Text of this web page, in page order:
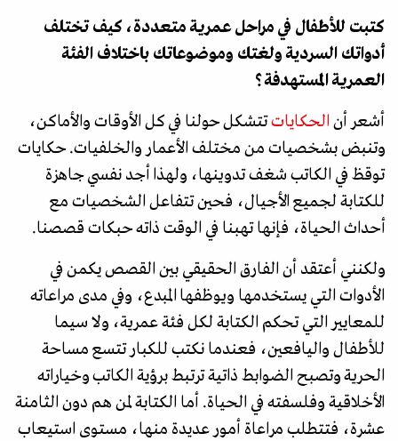
كتبت للأطفال في مراحل عمرية متعددة، كيف تختلف
أدواتك السردية ولغتك وموضوعاتك باختلاف الفئة
العمرية المستهدفة؟
أشعر أن الحكاياتتتشكل حولنا في كل الأوقات والأماكن،
وتنبض بشخصيات من مختلف الأعمار والخلفيات. حكايات
توقظ في الكاتب شغف تدوينها، ولهذا أجد نفسي جاهزة
للكتابة لجميع الأجيال، فحين تتفاعل الشخصيات مع
أحداث الحياة، فإنها تهبنا في الوقت ذاته حبكات قصصنا.
ولكنني أعتقد أن الفارق الحقيقي بين القصص يكمن في
الأدوات التي يستخدمها ويوظفها المبدع، وفي مدى مراعاته
للمعايير التي تحكم الكتابة لكل فئة عمرية، ولا سيما
للأطفال واليافعين، فعندما نكتب للكبار تتسع مساحة
الحرية وتصبح الضوابط ذاتية ترتبط برؤية الكاتب وخياراته
الأخلاقية وفلسفته في الحياة. أما الكتابة لمن هم دون الثامنة
عشرة، فتتطلب مراعاة أمور عديدة منها، مستوى استيعاب